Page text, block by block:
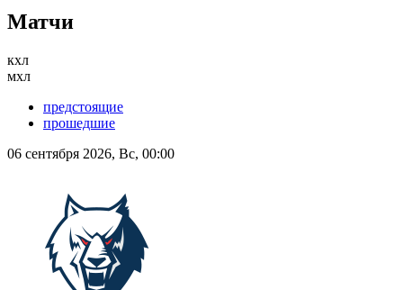
Матчи
кхл
мхл
предстоящие
прошедшие
06 сентября 2026, Вс, 00:00